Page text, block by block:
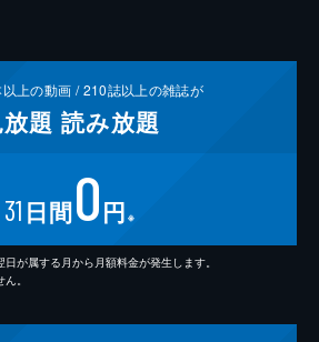
以上の動画 /210誌以上の雑誌が
題 読み放題
31 日間0円 ※
が属する月から月額料金が発生します。
。